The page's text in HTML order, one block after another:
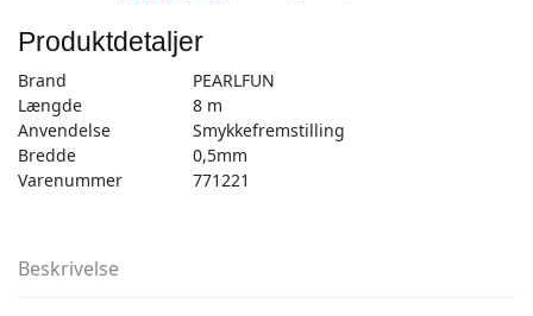
Produktdetaljer
Brand
PEARLFUN
Længde
8 m
Anvendelse
Smykkefremstilling
Bredde
0,5mm
Varenummer
771221
Beskrivelse